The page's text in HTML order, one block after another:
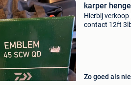
karper
Hierbij verkoop
contact 12ft
Zo goed als